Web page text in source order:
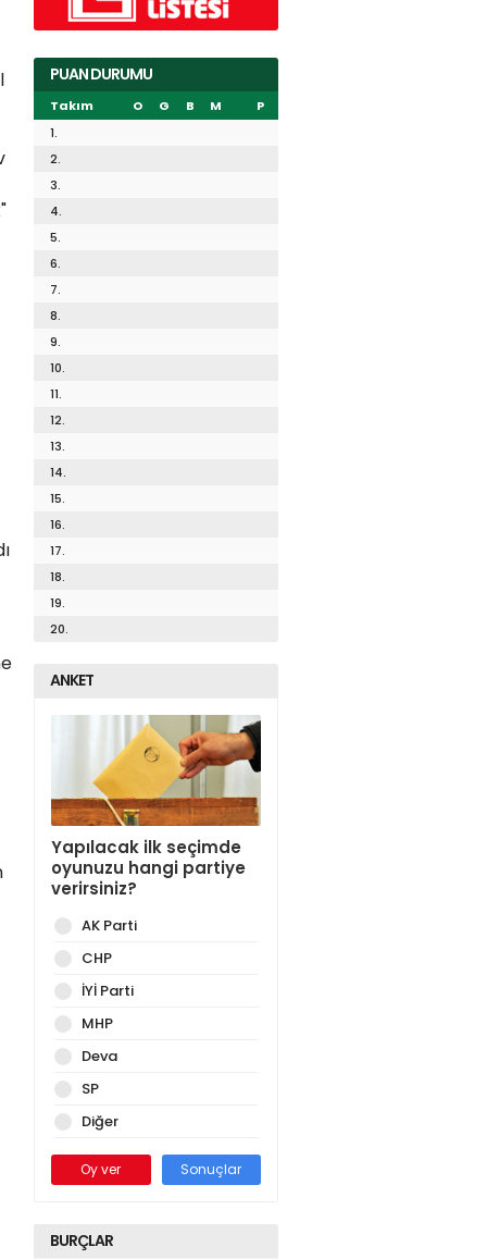
PUAN DURUMU
Takım O G B M
P
1.
2.
3.
4.
5.
6.
7.
8.
9.
10.
11.
12.
13.
14.
15.
16.
17.
18.
19.
20.
ANKET
Yapılacak ilk seçimde
oyunuzu hangi partiye
verirsiniz?
AK Parti
CHP
İYİ Parti
MHP
Deva
SP
Diğer
Oy ver Sonuçlar
BURÇLAR